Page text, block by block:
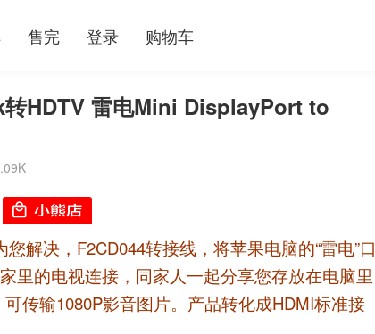
售完 登录 购物车
HDTV 雷电Mini DisplayPort to
解决，F2CD044转接线，将苹果电脑的“雷电”口
里的电视连接，同家人一起分享您存放在电脑里
传输1080P影音图片。产品转化成HDMI标准接